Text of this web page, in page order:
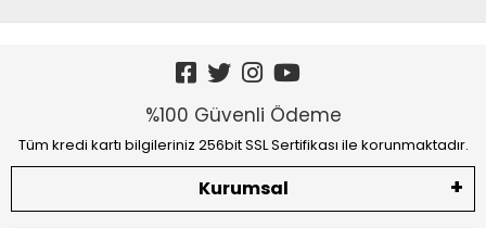
%100 Güvenli Ödeme
Tüm kredi kartı bilgileriniz 256bit SSL Sertifikası ile korunmaktadır.
Kurumsal